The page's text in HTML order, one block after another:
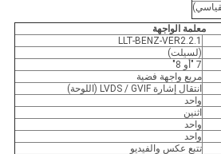
معلمة الواجهة
LLT-BENZ-VER2.2.1
(لسيلت)
7 "أو 8"
مربع واجهة فضية
انتقال إشارة LVDS / GVIF (اللوحة)
واحد
اثنين
واحد
واحد
تتبع عكس والفيديو